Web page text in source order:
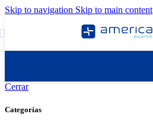
Skip to navigation Skip to main content
Cerrar
Categorías